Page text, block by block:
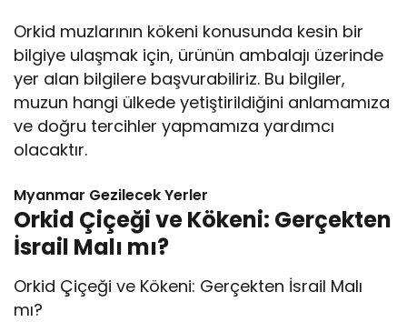
Orkid muzlarının kökeni konusunda kesin bir
bilgiye ulaşmak için, ürünün ambalajı üzerinde
yer alan bilgilere başvurabiliriz. Bu bilgiler,
muzun hangi ülkede yetiştirildiğini anlamamıza
ve doğru tercihler yapmamıza yardımcı
olacaktır.
Myanmar Gezilecek Yerler
Orkid Çiçeği ve Kökeni: Gerçekten
İsrail Malı mı?
Orkid Çiçeği ve Kökeni: Gerçekten İsrail Malı
mı?